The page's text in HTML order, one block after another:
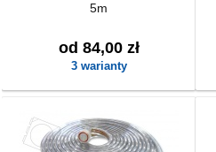
5m
od 84,00 zł
3 warianty